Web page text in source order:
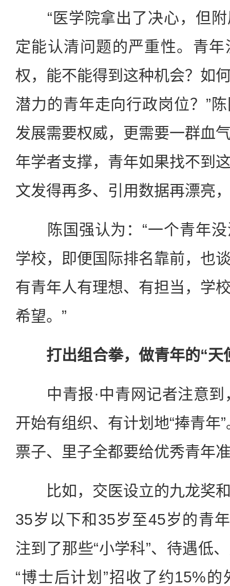
“医学院拿出了决心，但附
定能认清问题的严重性。青
权，能不能得到这种机会？如
潜力的青年走向行政岗位？”
发展需要权威，更需要一群血
年学者支撑，青年如果找不到
文发得再多、引用数据再漂亮
陈国强认为：“一个青年没
学校，即便国际排名靠前，也
有青年人有理想、有担当，学
希望。”
打出组合拳，做青年的“天
中青报·中青网记者注意到
开始有组织、有计划地“捧青年
票子、里子全都要给优秀青年
比如，交医设立的九龙奖和
35岁以下和35岁至45岁的青
注到了那些“小学科”、待遇低
“博士后计划”招收了约15%